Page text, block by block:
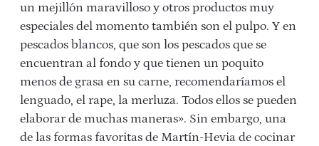
un mejillón maravilloso y otros productos muy
especiales del momento también son el pulpo. Y en
pescados blancos, que son los pescados que se
encuentran al fondo y que tienen un poquito
menos de grasa en su carne, recomendaríamos el
lenguado, el rape, la merluza. Todos ellos se pueden
elaborar de muchas maneras». Sin embargo, una
de las formas favoritas de Martín-Hevia de cocinar